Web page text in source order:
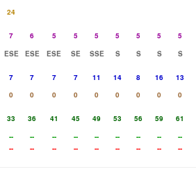
24
7 6 5 5 5 5 5 5 5
ESE ESE ESE SE SSE S S S S
7 7 7 7 11 14 8 16 13
0 0 0 0 0 0 0 0 0
33 36 41 45 49 53 56 59 61
-- -- -- -- -- -- -- -- --
-- -- -- -- -- -- -- -- --